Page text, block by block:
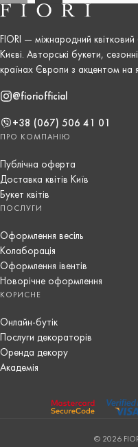
FIORI — міжнародний
Києві. Авторські букети,
країнах Європи з акцентом на
@fioriofficial
+38 (067) 506 41 01
ПРО КОМПАНІЮ
Публічна оферта
Доставка квітів Київ
Букет квітів
ПОСЛУГИ
Оформлення весіль
Колаборація
Оформлення івентів
Новорічне оформлення
КОРИСНЕ
Онлайн-бутік
Послуги декораторів
Оренда декору
Академія
© 2026